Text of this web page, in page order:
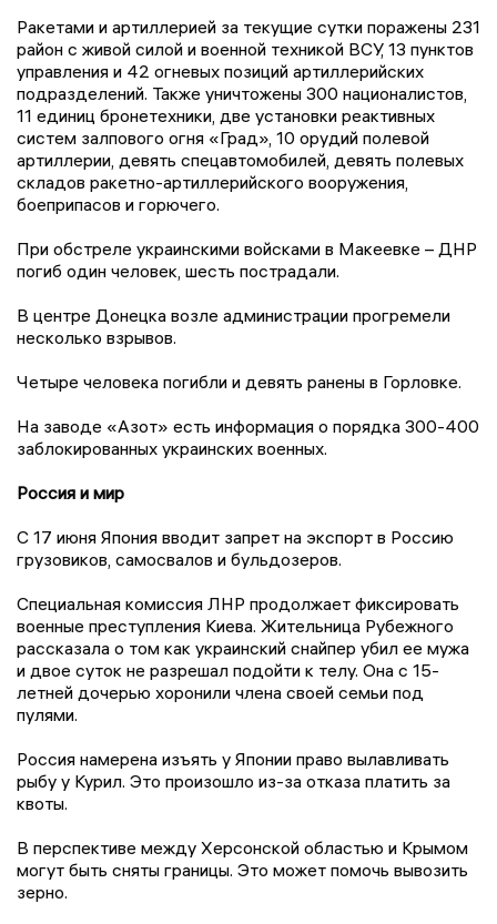
Ракетами и артиллерией за текущие сутки поражены 231
район с живой силой и военной техникой ВСУ, 13 пунктов
управления и 42 огневых позиций артиллерийских
подразделений. Также уничтожены 300 националистов,
11 единиц бронетехники, две установки реактивных
систем залпового огня «Град», 10 орудий полевой
артиллерии, девять спецавтомобилей, девять полевых
складов ракетно-артиллерийского вооружения,
боеприпасов и горючего.
При обстреле украинскими войсками в Макеевке – ДНР
погиб один человек, шесть пострадали.
В центре Донецка возле администрации прогремели
несколько взрывов.
Четыре человека погибли и девять ранены в Горловке.
На заводе «Азот» есть информация о порядка 300-400
заблокированных украинских военных.
Россия и мир
С 17 июня Япония вводит запрет на экспорт в Россию
грузовиков, самосвалов и бульдозеров.
Специальная комиссия ЛНР продолжает фиксировать
военные преступления Киева. Жительница Рубежного
рассказала о том как украинский снайпер убил ее мужа
и двое суток не разрешал подойти к телу. Она с 15-
летней дочерью хоронили члена своей семьи под
пулями.
Россия намерена изъять у Японии право вылавливать
рыбу у Курил. Это произошло из-за отказа платить за
квоты.
В перспективе между Херсонской областью и Крымом
могут быть сняты границы. Это может помочь вывозить
зерно.